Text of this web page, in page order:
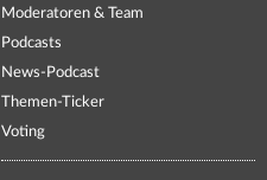
Moderatoren & Team
Podcasts
News-Podcast
Themen-Ticker
Voting